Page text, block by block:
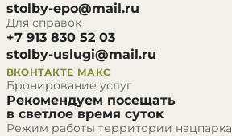
stolby-epo@mail.ru
Для справок
+7 913 830 52 03
stolby-uslugi@mail.ru
ВКОНТАКТЕ МАКС
Бронирование услуг
Рекомендуем посещать
в светлое время суток
Режим работы территории нацпарка